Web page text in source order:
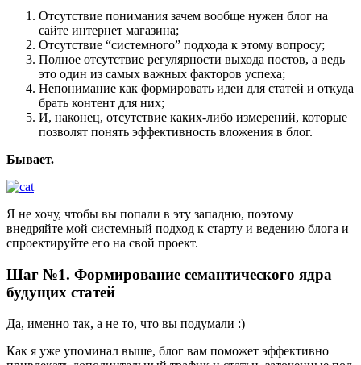
Отсутствие понимания зачем вообще нужен блог на
сайте интернет магазина;
Отсутствие “системного” подхода к этому вопросу;
Полное отсутствие регулярности выхода постов, а ведь
это один из самых важных факторов успеха;
Непонимание как формировать идеи для статей и откуда
брать контент для них;
И, наконец, отсутствие каких-либо измерений, которые
позволят понять эффективность вложения в блог.
Бывает.
Я не хочу, чтобы вы попали в эту западню, поэтому
внедряйте мой системный подход к старту и ведению блога и
спроектируйте его на свой проект.
Шаг №1. Формирование семантического ядра
будущих статей
Да, именно так, а не то, что вы подумали :)
Как я уже упоминал выше, блог вам поможет эффективно